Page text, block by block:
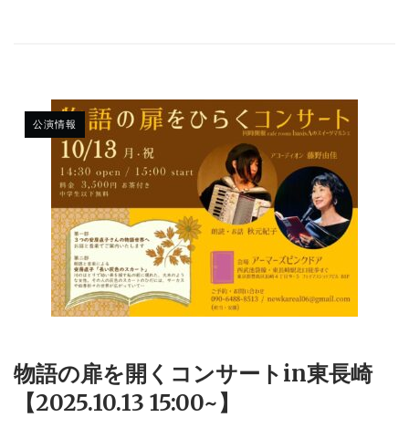
公演情報
物語の扉を開くコンサートin東長崎
【2025.10.13 15:00~】